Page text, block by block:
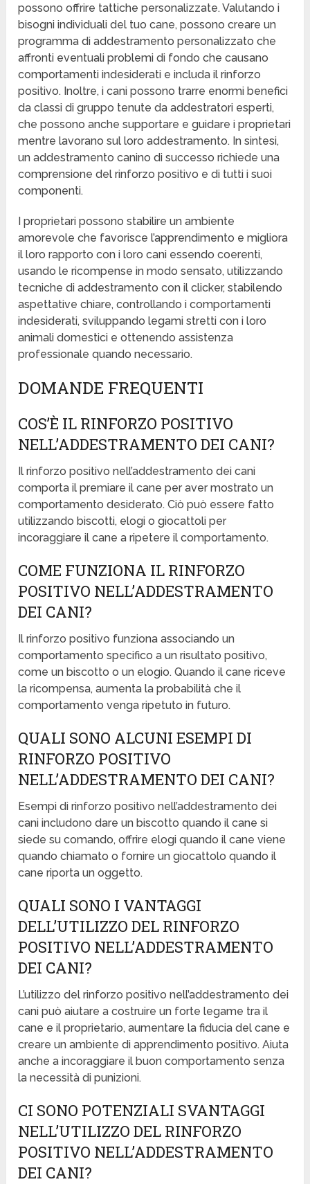
possono offrire tattiche personalizzate. Valutando i
bisogni individuali del tuo cane, possono creare un
programma di addestramento personalizzato che
affronti eventuali problemi di fondo che causano
comportamenti indesiderati e includa il rinforzo
positivo. Inoltre, i cani possono trarre enormi benefici
da classi di gruppo tenute da addestratori esperti,
che possono anche supportare e guidare i proprietari
mentre lavorano sul loro addestramento. In sintesi,
un addestramento canino di successo richiede una
comprensione del rinforzo positivo e di tutti i suoi
componenti.
I proprietari possono stabilire un ambiente
amorevole che favorisce l’apprendimento e migliora
il loro rapporto con i loro cani essendo coerenti,
usando le ricompense in modo sensato, utilizzando
tecniche di addestramento con il clicker, stabilendo
aspettative chiare, controllando i comportamenti
indesiderati, sviluppando legami stretti con i loro
animali domestici e ottenendo assistenza
professionale quando necessario.
DOMANDE FREQUENTI
COS’È IL RINFORZO POSITIVO
NELL’ADDESTRAMENTO DEI CANI?
Il rinforzo positivo nell’addestramento dei cani
comporta il premiare il cane per aver mostrato un
comportamento desiderato. Ciò può essere fatto
utilizzando biscotti, elogi o giocattoli per
incoraggiare il cane a ripetere il comportamento.
COME FUNZIONA IL RINFORZO
POSITIVO NELL’ADDESTRAMENTO
DEI CANI?
Il rinforzo positivo funziona associando un
comportamento specifico a un risultato positivo,
come un biscotto o un elogio. Quando il cane riceve
la ricompensa, aumenta la probabilità che il
comportamento venga ripetuto in futuro.
QUALI SONO ALCUNI ESEMPI DI
RINFORZO POSITIVO
NELL’ADDESTRAMENTO DEI CANI?
Esempi di rinforzo positivo nell’addestramento dei
cani includono dare un biscotto quando il cane si
siede su comando, offrire elogi quando il cane viene
quando chiamato o fornire un giocattolo quando il
cane riporta un oggetto.
QUALI SONO I VANTAGGI
DELL’UTILIZZO DEL RINFORZO
POSITIVO NELL’ADDESTRAMENTO
DEI CANI?
L’utilizzo del rinforzo positivo nell’addestramento dei
cani può aiutare a costruire un forte legame tra il
cane e il proprietario, aumentare la fiducia del cane e
creare un ambiente di apprendimento positivo. Aiuta
anche a incoraggiare il buon comportamento senza
la necessità di punizioni.
CI SONO POTENZIALI SVANTAGGI
NELL’UTILIZZO DEL RINFORZO
POSITIVO NELL’ADDESTRAMENTO
DEI CANI?